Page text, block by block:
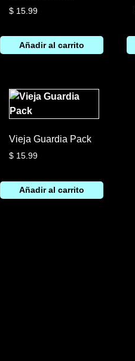
$15.99
Añadir al carrito
Vieja Guardia Pack
$15.99
Añadir al carrito